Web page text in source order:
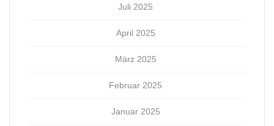
Juli 2025
April 2025
März 2025
Februar 2025
Januar 2025